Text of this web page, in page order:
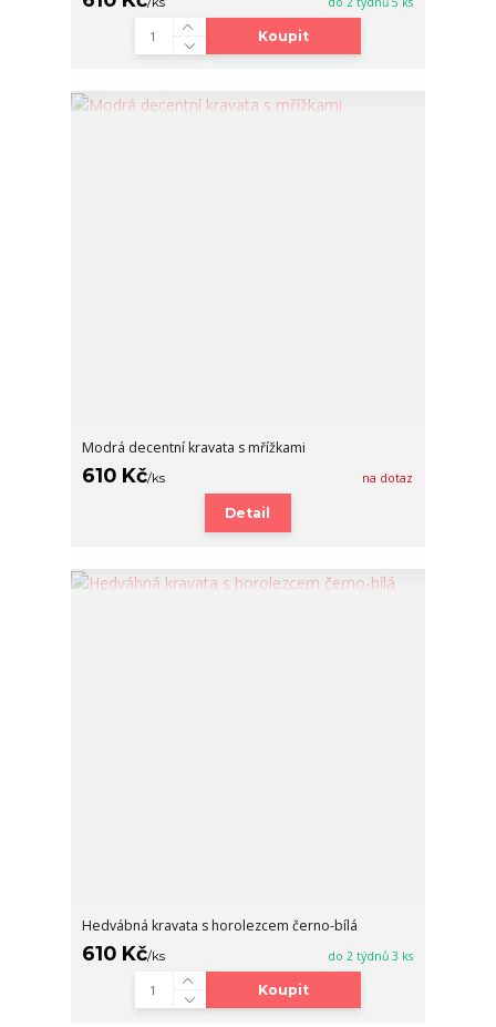
Koupit
Modrá decentní kravata s mřížkami
610 Kč/ks na dotaz
Detail
Hedvábná kravata s horolezcem černo-bílá
610 Kč/ks do 2 týdnů 3 ks
Koupit